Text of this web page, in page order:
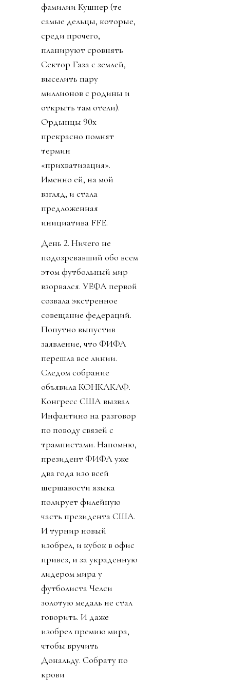
фамилии Кушнер (те
самые дельцы, которые,
среди прочего,
планируют сровнять
Сектор Газа с землей,
выселить пару
миллионов с родины и
открыть там отели).
Ордынцы 90х
прекрасно помнят
термин
«прихватизация».
Именно ей, на мой
взгляд, и стала
предложенная
инициатива FFE.
День 2. Ничего не
подозревавший обо всем
этом футбольный мир
взорвался. УЕФА первой
созвала экстренное
совещание федераций.
Попутно выпустив
заявление, что ФИФА
перешла все линии.
Следом собрание
объявила КОНКАКАФ.
Конгресс США вызвал
Инфантино на разговор
по поводу связей с
трампистами. Напомню,
президент ФИФА уже
два года изо всей
шершавости языка
полирует филейную
часть президента США.
И турнир новый
изобрел, и кубок в офис
привез, и за украденную
лидером мира у
футболиста Челси
золотую медаль не стал
говорить. И даже
изобрел премию мира,
чтобы вручить
Дональду. Собрату по
крови